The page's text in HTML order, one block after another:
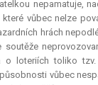
nepamatuje,
vůbec nelze
hrách
soutěže
o loteriích toliko tzv.
vůbec